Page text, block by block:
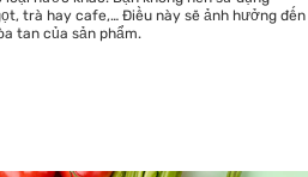
trà hay cafe,… Điều này sẽ ảnh hưởng đến
tan của sản phẩm.